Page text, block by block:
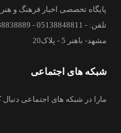
پایگاه تخصصی اخبار فرهنگ و هنر
تلفن: - 05138848811 - 05138838889
مشهد- باهنر 5 - پلاک20
شبکه های اجتماعی
مارا در شبکه های اجتماعی دنبال